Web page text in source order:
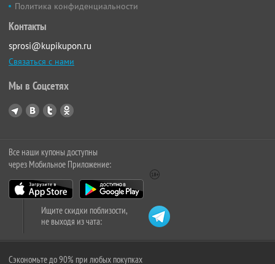
Политика конфиденциальности
Контакты
sprosi@kupikupon.ru
Связаться с нами
Мы в Соцсетях
Все наши купоны доступны
через Мобильное Приложение:
Ищите скидки поблизости,
не выходя из чата:
Сэкономьте до 90% при любых покупках